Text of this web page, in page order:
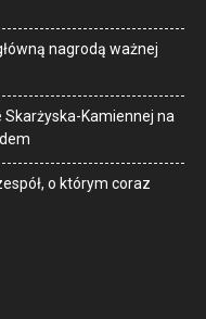
nagrodą ważnej
Kamiennej na
o którym coraz